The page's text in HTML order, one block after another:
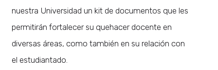
nuestra Universidad un kit de documentos que les
permitirán fortalecer su quehacer docente en
diversas áreas, como también en su relación con
el estudiantado.